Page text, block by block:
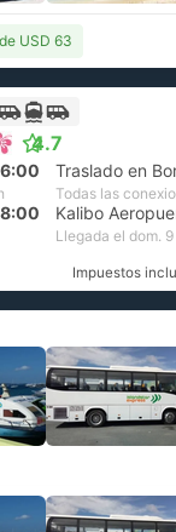
USD 63
4.7
Traslado en
Kalibo
Llegada el dom.
Impuestos